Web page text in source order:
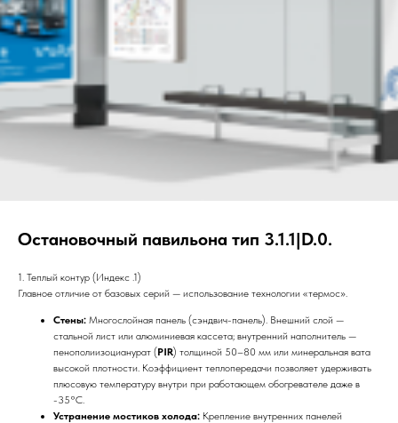
Остановочный павильона тип 3.1.1|D.0.
1. Теплый контур (Индекс .1)
Главное отличие от базовых серий — использование технологии «термос».
Стены: Многослойная панель (сэндвич-панель). Внешний слой —
стальной лист или алюминиевая кассета; внутренний наполнитель —
пенополиизоцианурат (PIR) толщиной 50–80 мм или минеральная вата
высокой плотности. Коэффициент теплопередачи позволяет удерживать
плюсовую температуру внутри при работающем обогревателе даже в
-35°C.
Устранение мостиков холода: Крепление внутренних панелей